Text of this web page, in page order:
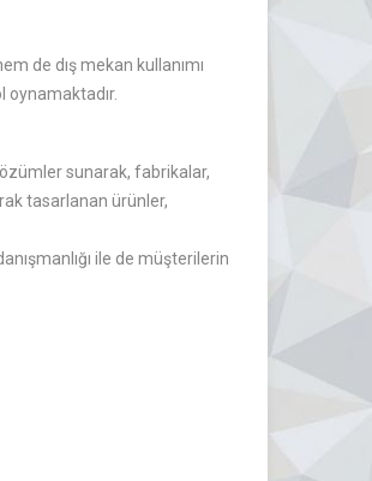
de dış mekan kullanımı
oynamaktadır.
sunarak, fabrikalar,
tasarlanan ürünler,
ile de müşterilerin